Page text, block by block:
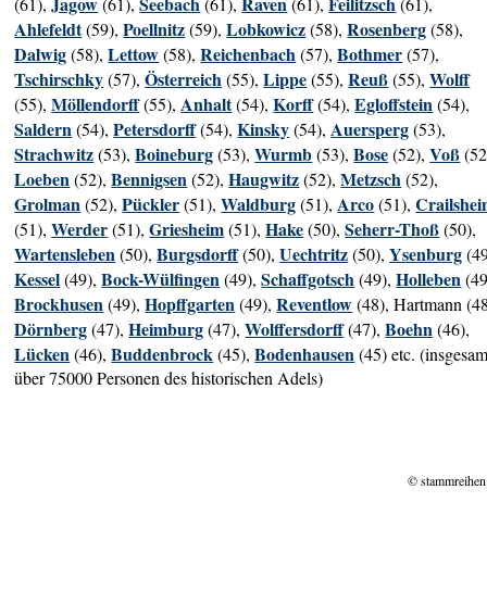
Ahlefeldt(59),Poellnitz(59),Lobkowicz(58),Rosenberg(58),
Dalwig(58),Lettow(58),Reichenbach (57),Bothmer(57),
Tschirschky(57),Österreich (55),Lippe(55),Reuß(55),Wolff
(55),Möllendorff(55), Anhalt(54),Korff(54),Egloffstein (54),
Saldern (54),Petersdorff(54),Kinsky(54), Auersperg(53),
Strachwitz(53),Boineburg(53),Wurmb(53),Bose(52),Voß
Loeben (52),Bennigsen (52),Haugwitz(52),Metzsch (52),
Grolman (52),Pückler(51),Waldburg(51), Arco(51),
(51),Werder(51),Griesheim(51),Hake(50),Seherr-Thoß(50),
Wartensleben (50),Burgsdorff(50),Uechtritz(50),Ysenburg
Kessel(49),Bock-Wülfingen (49),Schaffgotsch (49),Holleben
Brockhusen (49),Hopffgarten (49),Reventlow(48), Hartmann
Dörnberg(47),Heimburg(47),Wolffersdorff(47),Boehn (46),
Lücken (46),Buddenbrock (45),Bodenhausen (45) etc.
über 75000 Personen des historischen Adels)
©